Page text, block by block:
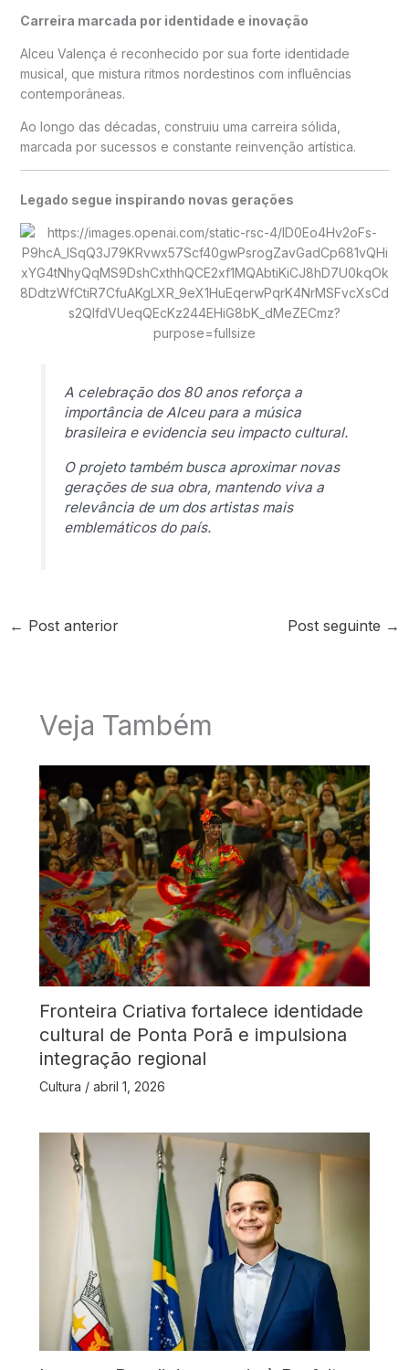
Carreira marcada por identidade e inovação
Alceu Valença é reconhecido por sua forte identidade
musical, que mistura ritmos nordestinos com influências
contemporâneas.
Ao longo das décadas, construiu uma carreira sólida,
marcada por sucessos e constante reinvenção artística.
Legado segue inspirando novas gerações
A celebração dos 80 anos reforça a
importância de Alceu para a música
brasileira e evidencia seu impacto cultural.
O projeto também busca aproximar novas
gerações de sua obra, mantendo viva a
relevância de um dos artistas mais
emblemáticos do país.
← Post anterior Post seguinte →
Veja Também
Fronteira Criativa fortalece identidade
cultural de Ponta Porã e impulsiona
integração regional
Cultura / abril 1, 2026